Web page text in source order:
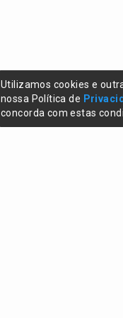
Utilizamos cookies e
nossa Política de
concorda com estas